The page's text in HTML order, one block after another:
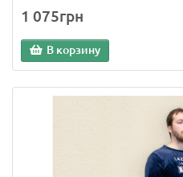
1 075грн
В корзину